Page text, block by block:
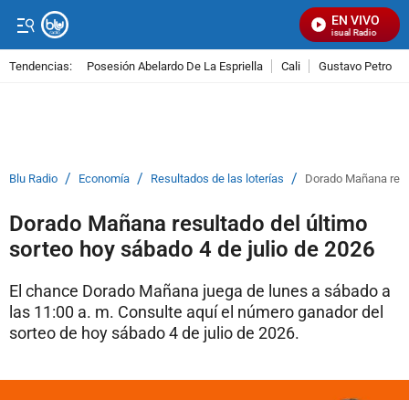
EN VIVO
Señal Visual Radio
Tendencias: Posesión Abelardo De La Espriella Cali Gustavo Petro
Blu Radio / Economía / Resultados de las loterías / Dorado Mañana
Dorado Mañana resultado del último
sorteo hoy sábado 4 de julio de 2026
El chance Dorado Mañana juega de lunes a sábado a
las 11:00 a. m. Consulte aquí el número ganador del
sorteo de hoy sábado 4 de julio de 2026.